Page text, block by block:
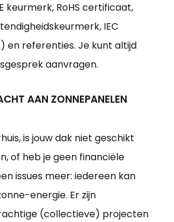
keurmerk, RoHS certificaat,
IEC
en referenties. Je kunt altijd
aanvragen.
AAN ZONNEPANELEN
is jouw dak niet geschikt
of heb je geen financiële
issues meer: iedereen kan
energie. Er zijn
(collectieve) projecten